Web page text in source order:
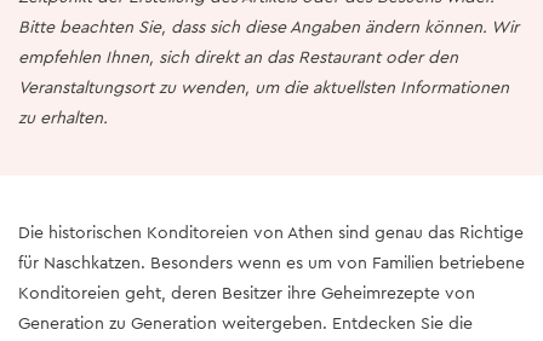
Bitte beachten Sie, dass sich diese Angaben ändern können. Wir
empfehlen Ihnen, sich direkt an das Restaurant oder den
Veranstaltungsort zu wenden, um die aktuellsten Informationen
zu erhalten.
Die historischen Konditoreien von Athen sind genau das Richtige
für Naschkatzen. Besonders wenn es um von Familien betriebene
Konditoreien geht, deren Besitzer ihre Geheimrezepte von
Generation zu Generation weitergeben. Entdecken Sie die